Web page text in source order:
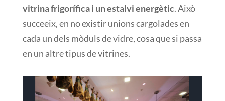
vitrinafrigorífica i un estalvienergètic.Això
succeeix, en no existirunionscargoladesen
cada undels mòdulsde vidre,cosa que si passa
en un altretipusde vitrines.